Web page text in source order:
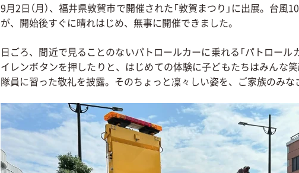
9月2日（月）、福井県敦賀市で開催された「敦賀まつり」に出展。台
が、開始後すぐに晴れはじめ、無事に開催できました。
日ごろ、間近で見ることのないパトロールカーに乗れる「パトロー
イレンボタンを押したりと、はじめての体験に子どもたちはみんな
隊員に習った敬礼を披露。そのちょっと凜々しい姿を、ご家族のみな